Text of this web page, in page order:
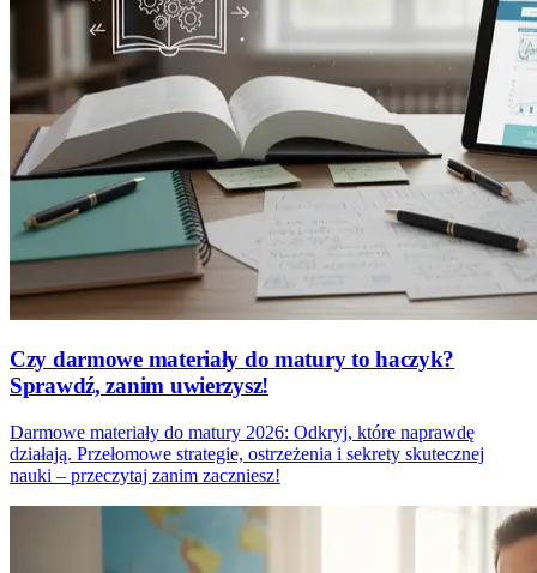
Czy darmowe materiały do matury to haczyk?
Sprawdź, zanim uwierzysz!
Darmowe materiały do matury 2026: Odkryj, które naprawdę
działają. Przełomowe strategie, ostrzeżenia i sekrety skutecznej
nauki – przeczytaj zanim zaczniesz!